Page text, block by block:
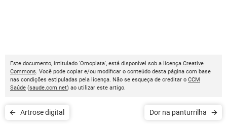
Este documento, intitulado 'Omoplata', está disponível sob a licença Creative
Commons. Você pode copiar e/ou modificar o conteúdo desta página com base
nas condições estipuladas pela licença. Não se esqueça de creditar o CCM
Saúde (saude.ccm.net) ao utilizar este artigo.
Artrose digital Dor na panturrilha